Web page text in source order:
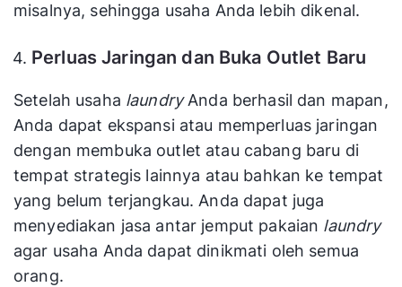
misalnya, sehingga usaha Anda lebih dikenal.
Perluas Jaringan dan Buka Outlet Baru
Setelah usaha laundryAnda berhasil dan mapan,
Anda dapat ekspansi atau memperluas jaringan
dengan membuka outlet atau cabang baru di
tempat strategis lainnya atau bahkan ke tempat
yang belum terjangkau. Anda dapat juga
menyediakan jasa antar jemput pakaian laundry
agar usaha Anda dapat dinikmati oleh semua
orang.